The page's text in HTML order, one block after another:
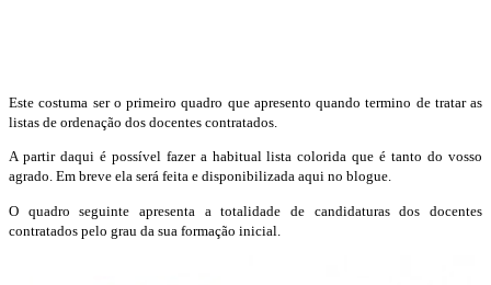
Este costuma ser o primeiro quadro que apresento quando termino de tratar as
listas de ordenação dos docentes contratados.
A partir daqui é possível fazer a habitual lista colorida que é tanto do vosso
agrado. Em breve ela será feita e disponibilizada aqui no blogue.
O quadro seguinte apresenta a totalidade de candidaturas dos docentes
contratados pelo grau da sua formação inicial.